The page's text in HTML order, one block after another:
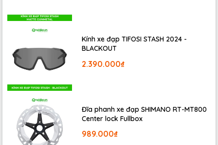
Kính xe đạp TIFOSI STASH 2024 -
BLACKOUT
2.390.000₫
Đĩa phanh xe đạp SHIMANO RT-MT800
Center lock Fullbox
989.000₫